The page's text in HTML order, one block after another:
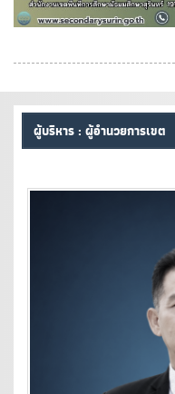
ผู้บริหาร : ผู้อำนวยการเขต